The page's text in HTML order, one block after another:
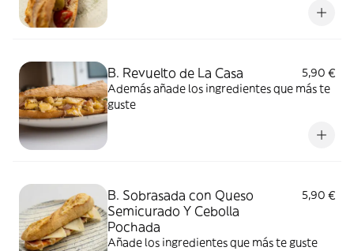
B. Revuelto de La Casa
5,90 €
Además añade los ingredientes que más te
guste
B. Sobrasada con Queso
Semicurado Y Cebolla
Pochada
5,90 €
Añade los ingredientes que más te guste